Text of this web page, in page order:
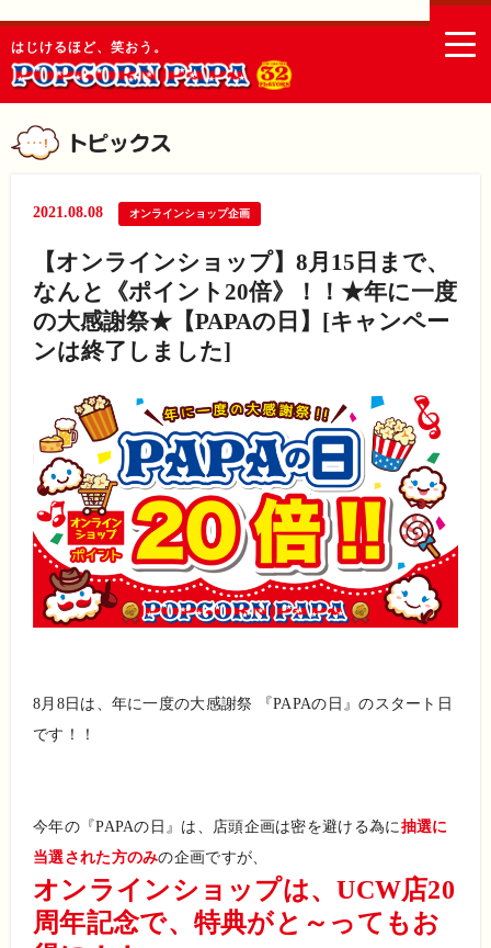
はじけるほど、笑おう。
2021.08.08 オンラインショップ企画
【オンラインショップ】8月15日まで、
なんと《ポイント20倍》！！★年に一度
の大感謝祭★【PAPAの日】[キャンペー
ンは終了しました]
8月8日は、年に一度の大感謝祭 『PAPAの日』のスタート日
です！！
今年の『PAPAの日』は、店頭企画は密を避ける為に抽選に
当選された方のみの企画ですが、
オンラインショップは、UCW店20
周年記念で、特典がと～ってもお